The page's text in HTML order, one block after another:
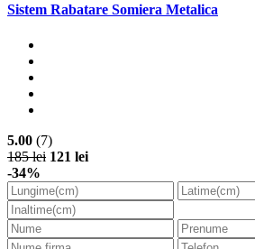
Sistem Rabatare Somiera Metalica
5.00 (7)
185 lei 121 lei
-34%